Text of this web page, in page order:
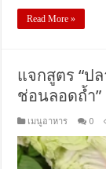
Read More »
แจกสูตร “ป
ช่อนลอดถ้ำ”
เมนูอาหาร 0